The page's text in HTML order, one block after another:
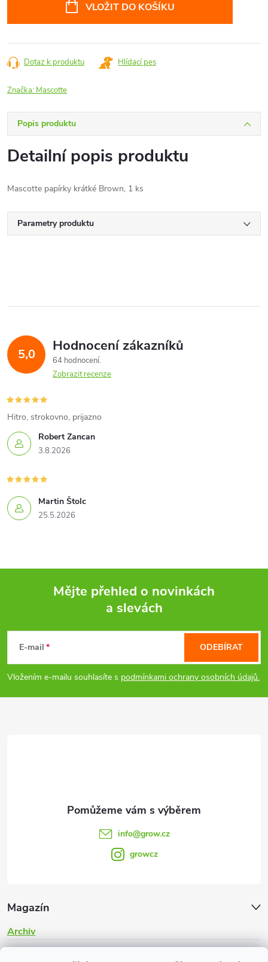
VLOŽIT DO KOŠÍKU
Dotaz k produktu Hlídací pes
Značka: Mascotte
Popis produktu
Detailní popis produktu
Mascotte papírky krátké Brown, 1 ks
Parametry produktu
5,0 Hodnocení zákazníků
64 hodnocení
Zobrazit recenze
Robert Zancan
3.8.2026
Hitro, strokovno, prijazno
Martin Štolc
25.5.2026
p
a
Mějte přehled o novinkách
a slevách
E-mail
Vložením e-mailu souhlasíte s podmínkami ochrany osobních údajů.
ODEBÍRAT
Magazín
Archiv
info@grow.cz
growcz